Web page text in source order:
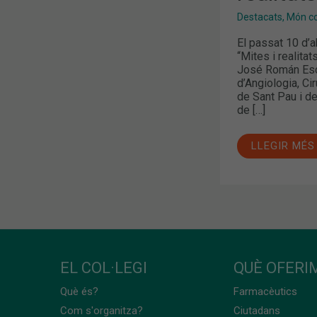
Destacats, Món
El passat 10
“Mites i
José Román
d’Angiologia,
de Sant Pau i
de […]
LLEGIR MÉS
EL COL·LEGI
Què és?
Com s'organitza?
QUÈ
Farmacèutics
Ciutadans